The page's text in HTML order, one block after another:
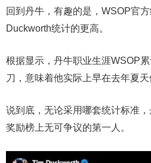
回到丹牛，有趣的是，WSOP官
Duckworth统计的更高。
根据显示，丹牛职业生涯WSOP
刀，意味着他实际上早在去年夏天
说到底，无论采用哪套统计标准
奖励榜上无可争议的第一人。